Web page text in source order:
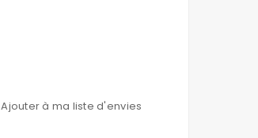
Ajouter à ma liste d'envies